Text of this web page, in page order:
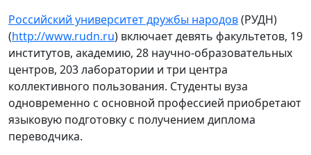
Российский университет дружбы народов(РУДН)
(http://www.rudn.ru) включает девять факультетов, 19
институтов, академию, 28 научно-образовательных
центров, 203 лаборатории и три центра
коллективного пользования. Студенты вуза
одновременно с основной профессией приобретают
языковую подготовку с получением диплома
переводчика.